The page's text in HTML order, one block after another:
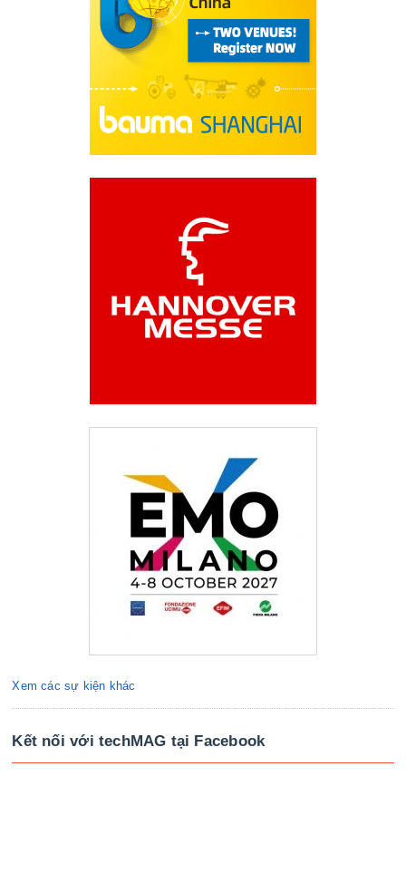
Xem các sự kiện khác
Kết nối với techMAG tại Facebook